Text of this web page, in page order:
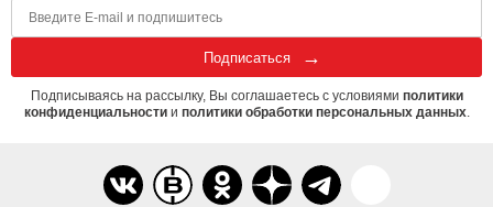
Подписаться
Подписываясь на рассылку, Вы соглашаетесь с условиями политики
конфиденциальностии политики обработки персональных данных.